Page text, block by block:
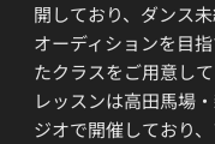
開しており、ダンス
オーディションを目
たクラスをご用意して
レッスンは高田馬場
ジオで開催しており